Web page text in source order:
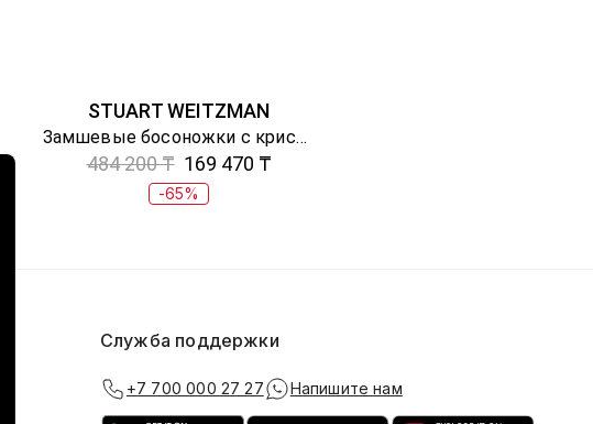
STUART WEITZMAN
Замшевые босоножки с кристаллами
484 200 ₸ 169 470 ₸
-65%
Служба поддержки
+7 700 000 27 27 Напишите нам